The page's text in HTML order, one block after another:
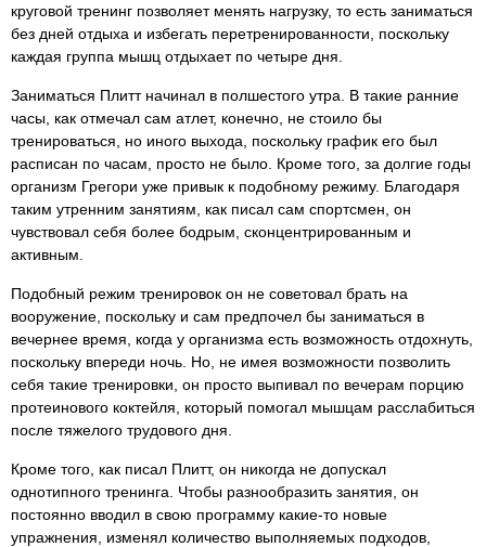
круговой тренинг позволяет менять нагрузку, то есть заниматься
без дней отдыха и избегать перетренированности, поскольку
каждая группа мышц отдыхает по четыре дня.
Заниматься Плитт начинал в полшестого утра. В такие ранние
часы, как отмечал сам атлет, конечно, не стоило бы
тренироваться, но иного выхода, поскольку график его был
расписан по часам, просто не было. Кроме того, за долгие годы
организм Грегори уже привык к подобному режиму. Благодаря
таким утренним занятиям, как писал сам спортсмен, он
чувствовал себя более бодрым, сконцентрированным и
активным.
Подобный режим тренировок он не советовал брать на
вооружение, поскольку и сам предпочел бы заниматься в
вечернее время, когда у организма есть возможность отдохнуть,
поскольку впереди ночь. Но, не имея возможности позволить
себя такие тренировки, он просто выпивал по вечерам порцию
протеинового коктейля, который помогал мышцам расслабиться
после тяжелого трудового дня.
Кроме того, как писал Плитт, он никогда не допускал
однотипного тренинга. Чтобы разнообразить занятия, он
постоянно вводил в свою программу какие-то новые
упражнения, изменял количество выполняемых подходов,